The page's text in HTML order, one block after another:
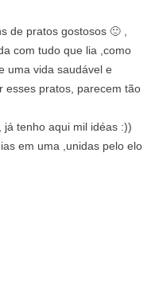
de pratos gostosos 🙂 ,
com tudo que lia ,como
uma vida saudável e
pratos, parecem tão
tenho aqui mil idéas :))
em uma ,unidas pelo elo